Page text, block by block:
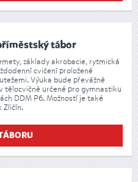
tábor
základy akrobacie, rytmická
cvičení proložené
Výuka bude převážně
tělocvičně určené pro gymnastiku
DDM P6. Možností je také
Zličín.